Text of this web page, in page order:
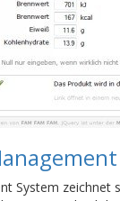
System zeichnet